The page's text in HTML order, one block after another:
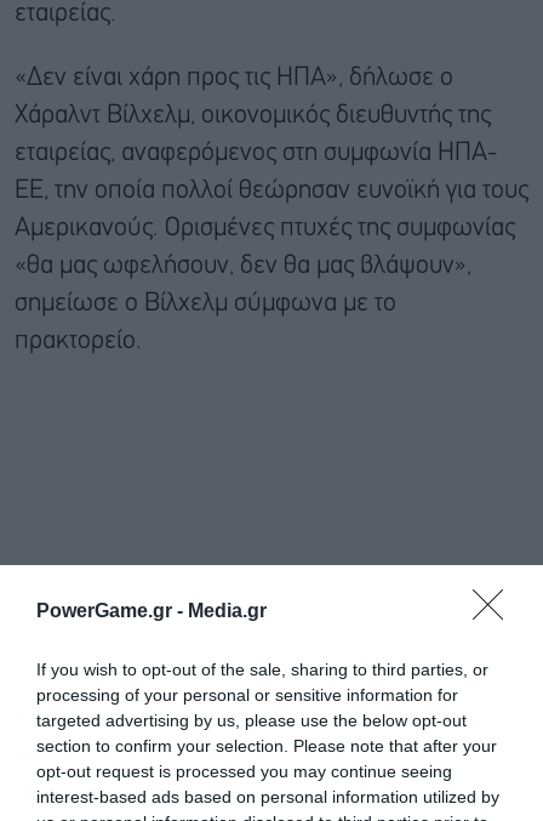
PowerGame.gr - Media.gr
If you wish to opt-out of the sale, sharing to third parties, or
processing of your personal or sensitive information for
targeted advertising by us, please use the below opt-out
section to confirm your selection. Please note that after your
opt-out request is processed you may continue seeing
interest-based ads based on personal information utilized by
εταιρείας.
«Δεν είναι χάρη προς τις ΗΠΑ», δήλωσε ο
Χάραλντ Βίλχελμ, οικονομικός διευθυντής της
εταιρείας, αναφερόμενος στη συμφωνία ΗΠΑ-
ΕΕ, την οποία πολλοί θεώρησαν ευνοϊκή για τους
Αμερικανούς. Ορισμένες πτυχές της συμφωνίας
«θα μας ωφελήσουν, δεν θα μας βλάψουν»,
σημείωσε ο Βίλχελμ σύμφωνα με το
πρακτορείο.
Ωστόσο, τα αυτοκίνητα που κατασκευάζονται
στην Αλαμπάμα εξάγονται επίσης στην Κίνα,
όπου για ένα μεγάλο διάστημα κατά τη φετινή